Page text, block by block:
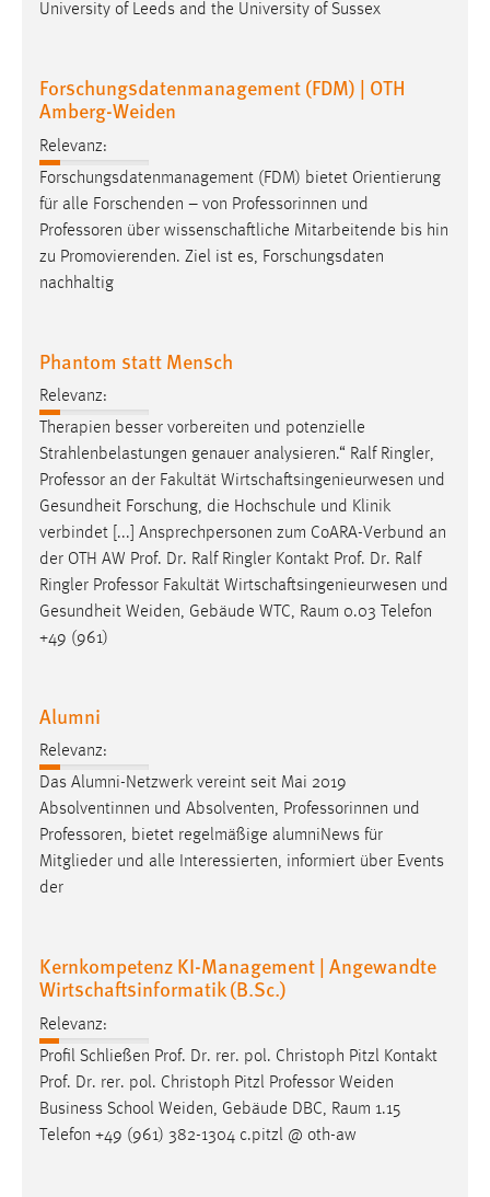
University of Leeds and the University of Sussex
Forschungsdatenmanagement (FDM) | OTH
Amberg-Weiden
Relevanz:
Forschungsdatenmanagement (FDM) bietet Orientierung
für alle Forschenden – von Professorinnen und
Professoren über wissenschaftliche Mitarbeitende bis hin
zu Promovierenden. Ziel ist es, Forschungsdaten
nachhaltig
Phantom statt Mensch
Relevanz:
Therapien besser vorbereiten und potenzielle
Strahlenbelastungen genauer analysieren.“ Ralf Ringler,
Professor an der Fakultät Wirtschaftsingenieurwesen und
Gesundheit Forschung, die Hochschule und Klinik
verbindet [...] Ansprechpersonen zum CoARA-Verbund an
der OTH AW Prof. Dr. Ralf Ringler Kontakt Prof. Dr. Ralf
Ringler Professor Fakultät Wirtschaftsingenieurwesen und
Gesundheit Weiden, Gebäude WTC, Raum 0.03 Telefon
+49 (961)
Alumni
Relevanz:
Das Alumni-Netzwerk vereint seit Mai 2019
Absolventinnen und Absolventen, Professorinnen und
Professoren, bietet regelmäßige alumniNews für
Mitglieder und alle Interessierten, informiert über Events
der
Kernkompetenz KI-Management | Angewandte
Wirtschaftsinformatik (B.Sc.)
Relevanz:
Profil Schließen Prof. Dr. rer. pol. Christoph Pitzl Kontakt
Prof. Dr. rer. pol. Christoph Pitzl Professor Weiden
Business School Weiden, Gebäude DBC, Raum 1.15
Telefon +49 (961) 382-1304 c.pitzl @ oth-aw